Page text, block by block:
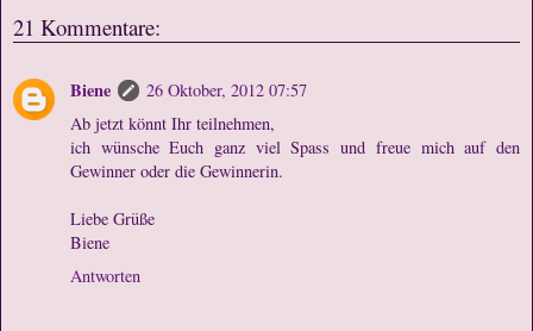
21 Kommentare:
Biene
26 Oktober, 2012 07:57
Ab jetzt könnt Ihr teilnehmen,
ich wünsche Euch ganz viel Spass und freue mich auf den
Gewinner oder die Gewinnerin.
Liebe Grüße
Biene
Antworten